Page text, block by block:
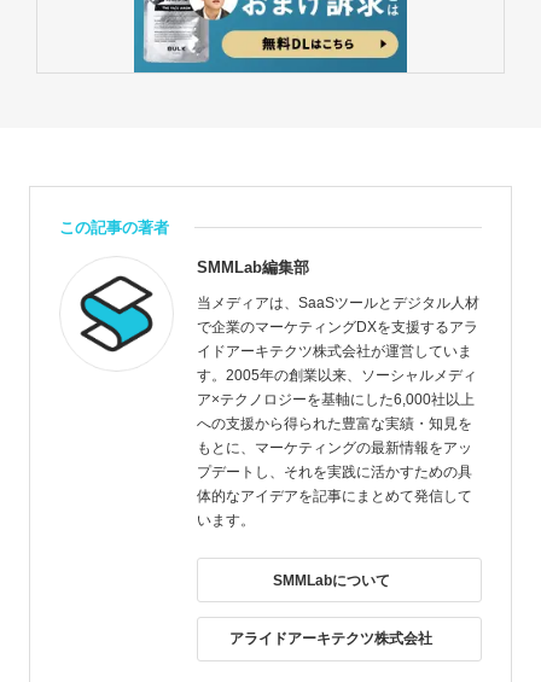
この記事の著者
SMMLab編集部
当メディアは、SaaSツールとデジタル人材
で企業のマーケティングDXを支援するアラ
イドアーキテクツ株式会社が運営していま
す。2005年の創業以来、ソーシャルメディ
ア×テクノロジーを基軸にした6,000社以上
への支援から得られた豊富な実績・知見を
もとに、マーケティングの最新情報をアッ
プデートし、それを実践に活かすための具
体的なアイデアを記事にまとめて発信して
います。
SMMLabについて
アライドアーキテクツ株式会社